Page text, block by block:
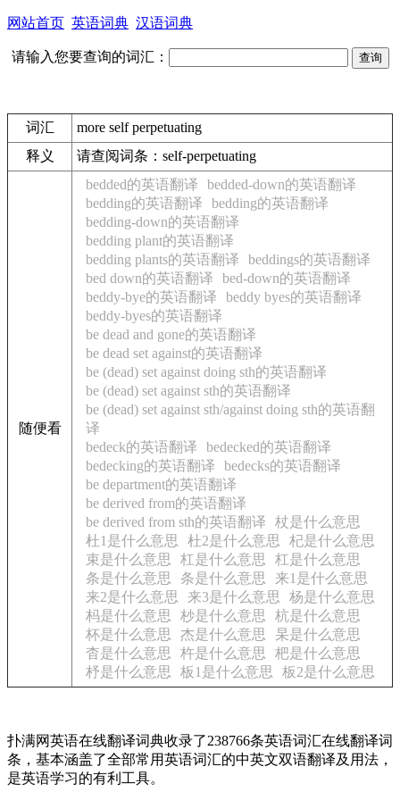
网站首页 英语词典 汉语词典
请输入您要查询的词汇：
词汇
more self perpetuating
释义
请查阅词条：self-perpetuating
随便看
bedded的英语翻译
bedded-down的英语翻译
bedding的英语翻译
bedding的英语翻译
bedding-down的英语翻译
bedding plant的英语翻译
bedding plants的英语翻译
beddings的英语翻译
bed down的英语翻译
bed-down的英语翻译
beddy-bye的英语翻译
beddy byes的英语翻译
beddy-byes的英语翻译
be dead and gone的英语翻译
be dead set against的英语翻译
be (dead) set against doing sth的英语翻译
be (dead) set against sth的英语翻译
be (dead) set against sth/against doing sth的英语翻
译
bedeck的英语翻译
bedecked的英语翻译
bedecking的英语翻译
bedecks的英语翻译
be department的英语翻译
be derived from的英语翻译
be derived from sth的英语翻译
杖是什么意思
杜1是什么意思
杜2是什么意思
杞是什么意思
束是什么意思
杠是什么意思
杠是什么意思
条是什么意思
条是什么意思
来1是什么意思
来2是什么意思
来3是什么意思
杨是什么意思
杩是什么意思
杪是什么意思
杭是什么意思
杯是什么意思
杰是什么意思
杲是什么意思
杳是什么意思
杵是什么意思
杷是什么意思
杼是什么意思
板1是什么意思 板2是什么意思
扑满网英语在线翻译词典收录了238766条英语词汇在线翻译词
条，基本涵盖了全部常用英语词汇的中英文双语翻译及用法，
是英语学习的有利工具。